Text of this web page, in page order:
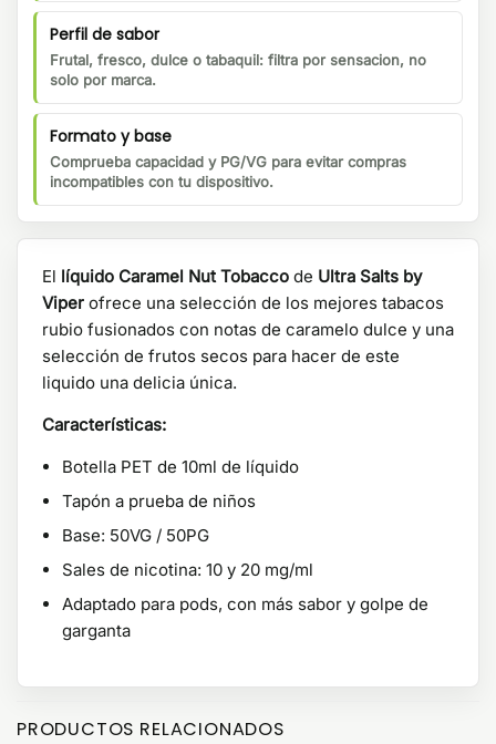
Perfil de sabor
Frutal, fresco, dulce o tabaquil: filtra por sensacion, no
solo por marca.
Formato y base
Comprueba capacidad y PG/VG para evitar compras
incompatibles con tu dispositivo.
El líquido Caramel Nut Tobacco de Ultra Salts by
Viper ofrece una selección de los mejores tabacos
rubio fusionados con notas de caramelo dulce y una
selección de frutos secos para hacer de este
liquido una delicia única.
Características:
Botella PET de 10ml de líquido
Tapón a prueba de niños
Base: 50VG / 50PG
Sales de nicotina: 10 y 20 mg/ml
Adaptado para pods, con más sabor y golpe de
garganta
PRODUCTOS RELACIONADOS